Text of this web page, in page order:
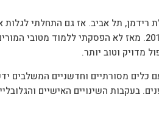
הרפואה הסינית במסלול מלא של ארבע שנים ב-2013 במכללת
צמחי מרפא ותזונה. את ההתמחות זכיתי לעשות בבית חולים בהאנג ז'ו , סין
מדויק וטוב יותר.
כלים מסורתיים וחדשניים המשלבים
בעקבות השינויים האישיים